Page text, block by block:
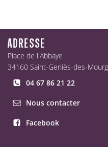
ADRESSE
Place de l'Abbaye
34160 Saint-Geniès-des-
04 67 86 21 22
Nous contacter
Facebook